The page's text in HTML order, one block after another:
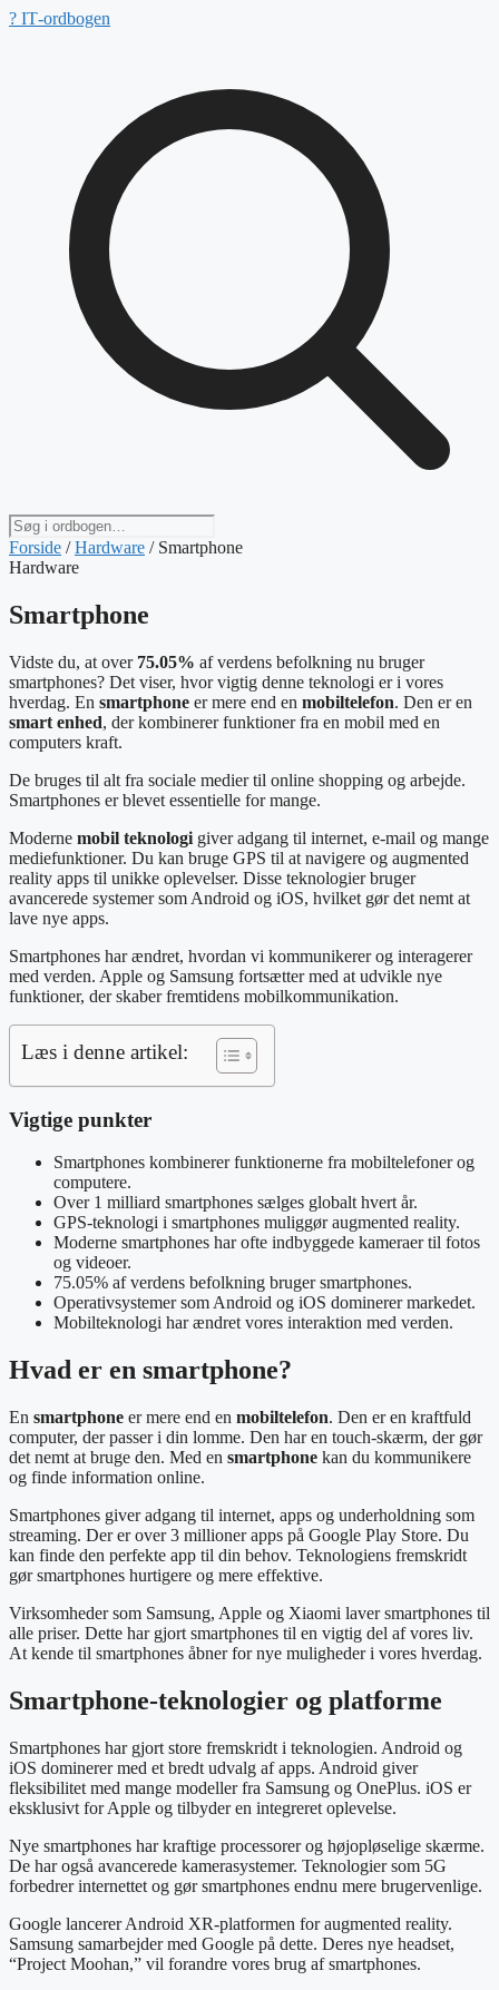
Hop
? IT‑ordbogen
Søg
i
ordbogen
Forside / Hardware / Smartphone
Hardware
Smartphone
Vidste du, at over 75.05% af verdens befolkning nu bruger
smartphones? Det viser, hvor vigtig denne teknologi er i vores
hverdag. En smartphone er mere end en mobiltelefon. Den er en
smart enhed, der kombinerer funktioner fra en mobil med en
computers kraft.
De bruges til alt fra sociale medier til online shopping og arbejde.
Smartphones er blevet essentielle for mange.
Moderne mobil teknologi giver adgang til internet, e-mail og mange
mediefunktioner. Du kan bruge GPS til at navigere og augmented
reality apps til unikke oplevelser. Disse teknologier bruger
avancerede systemer som Android og iOS, hvilket gør det nemt at
lave nye apps.
Smartphones har ændret, hvordan vi kommunikerer og interagerer
med verden. Apple og Samsung fortsætter med at udvikle nye
funktioner, der skaber fremtidens mobilkommunikation.
Læs i denne artikel:
Vigtige punkter
Smartphones kombinerer funktionerne fra mobiltelefoner og
computere.
Over 1 milliard smartphones sælges globalt hvert år.
GPS-teknologi i smartphones muliggør augmented reality.
Moderne smartphones har ofte indbyggede kameraer til fotos
og videoer.
75.05% af verdens befolkning bruger smartphones.
Operativsystemer som Android og iOS dominerer markedet.
Mobilteknologi har ændret vores interaktion med verden.
Hvad er en smartphone?
En smartphone er mere end en mobiltelefon. Den er en kraftfuld
computer, der passer i din lomme. Den har en touch-skærm, der gør
det nemt at bruge den. Med en smartphone kan du kommunikere
og finde information online.
Smartphones giver adgang til internet, apps og underholdning som
streaming. Der er over 3 millioner apps på Google Play Store. Du
kan finde den perfekte app til din behov. Teknologiens fremskridt
gør smartphones hurtigere og mere effektive.
Virksomheder som Samsung, Apple og Xiaomi laver smartphones til
alle priser. Dette har gjort smartphones til en vigtig del af vores liv.
At kende til smartphones åbner for nye muligheder i vores hverdag.
Smartphone-teknologier og platforme
Smartphones har gjort store fremskridt i teknologien. Android og
iOS dominerer med et bredt udvalg af apps. Android giver
fleksibilitet med mange modeller fra Samsung og OnePlus. iOS er
eksklusivt for Apple og tilbyder en integreret oplevelse.
Nye smartphones har kraftige processorer og højopløselige skærme.
De har også avancerede kamerasystemer. Teknologier som 5G
forbedrer internettet og gør smartphones endnu mere brugervenlige.
Google lancerer Android XR-platformen for augmented reality.
Samsung samarbejder med Google på dette. Deres nye headset,
“Project Moohan,” vil forandre vores brug af smartphones.